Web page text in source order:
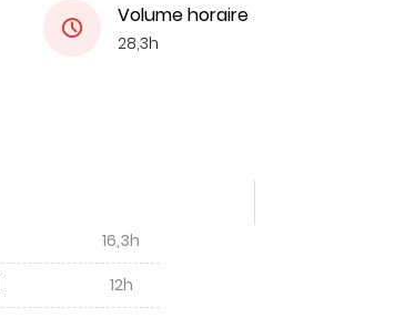
Volume horaire
28,3h
16,3h
12h